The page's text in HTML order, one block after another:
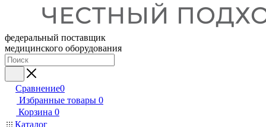
федеральный поставщик
медицинского оборудования
Сравнение0
Избранные товары 0
Корзина 0
Каталог